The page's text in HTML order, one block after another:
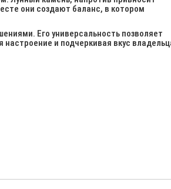
они создают баланс, в котором
Его универсальность позволяет
и подчеркивая вкус